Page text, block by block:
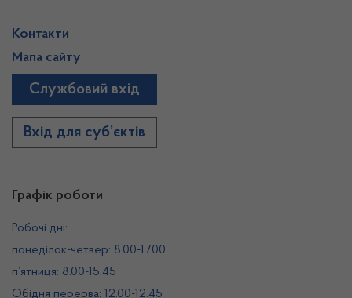
Графік роботи
Робочі дні:
понеділок-четвер: 8.00-17.00
п’ятниця: 8.00-15.45
Обідня перерва: 12.00-12.45
Контакти
Мапа сайту
Службовий вхід
Вхід для суб’єктів